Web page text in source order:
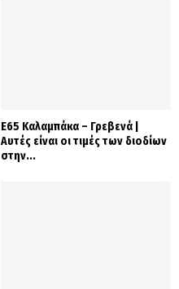
Ε65 Καλαμπάκα – Γρεβενά |
Αυτές είναι οι τιμές των διοδίων
στην...